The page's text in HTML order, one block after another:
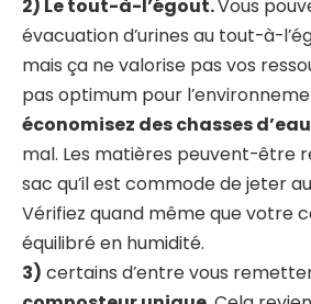
2) Le tout-à-l’égout.Vous
évacuation d’urines au tout-à-
mais ça ne valorise pas vos
pas optimum pour
économisez des chasses d’eau
mal. Les matières peuvent-être
sac qu’il est commode de jeter
Vérifiez quand même que votre
équilibré en humidité.
3) certains d’entre vous